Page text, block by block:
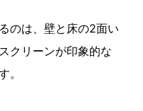
のは、壁と床の2面い
クリーンが印象的な
。